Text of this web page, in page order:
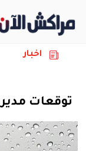
مجتمع
سياسة
اخبار
توقعات